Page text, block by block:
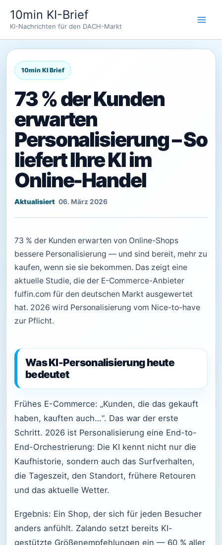
Inhalt
springen
10min KI-Brief
KI-Nachrichten für den DACH-Markt
73 % der Kunden
erwarten
Personalisierung – So
liefert Ihre KI im
Online-Handel
06. März 2026
73 % der Kunden erwarten von Online-Shops
bessere Personalisierung — und sind bereit, mehr zu
kaufen, wenn sie sie bekommen. Das zeigt eine
aktuelle Studie, die der E-Commerce-Anbieter
fulfin.com für den deutschen Markt ausgewertet
hat. 2026 wird Personalisierung vom Nice-to-have
zur Pflicht.
Was KI-Personalisierung heute
bedeutet
Frühes E-Commerce: „Kunden, die das gekauft
haben, kauften auch…“. Das war der erste
Schritt. 2026 ist Personalisierung eine End-to-
End-Orchestrierung: Die KI kennt nicht nur die
Kaufhistorie, sondern auch das Surfverhalten,
die Tageszeit, den Standort, frühere Retouren
und das aktuelle Wetter.
Ergebnis: Ein Shop, der sich für jeden Besucher
anders anfühlt. Zalando setzt bereits KI-
gestützte Größenempfehlungen ein — 60 % aller